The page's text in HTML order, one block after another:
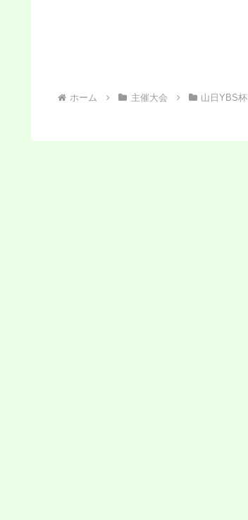
ホーム 主催大会 山日YBS杯